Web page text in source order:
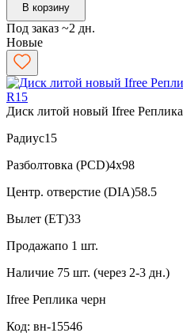
В корзину
Под заказ ~2 дн.
Новые
Диск литой новый Ifree
Радиус15
Разболтовка (PCD)4x98
Центр. отверстие (DIA)58.5
Вылет (ET)33
Продажапо 1 шт.
Наличие 75 шт. (через 2-3 дн.)
Ifree Реплика черн
Код: вн-15546